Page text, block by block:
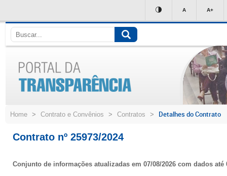
conteúdo
A A+
Home > Contrato e Convênios > Contratos > Detalhes do Contrato
Contrato nº 25973/2024
Conjunto de informações atualizadas em 07/08/2026 com dados até